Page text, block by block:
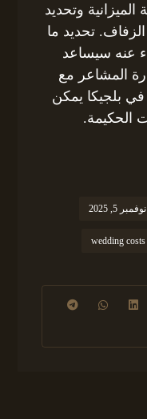
وتحديد
تحديد ما
عنه سيساعد
المشاعر مع
في بلجيكا يمكن
الحكيمة.
نوفمبر 5, 2025
wedding costs